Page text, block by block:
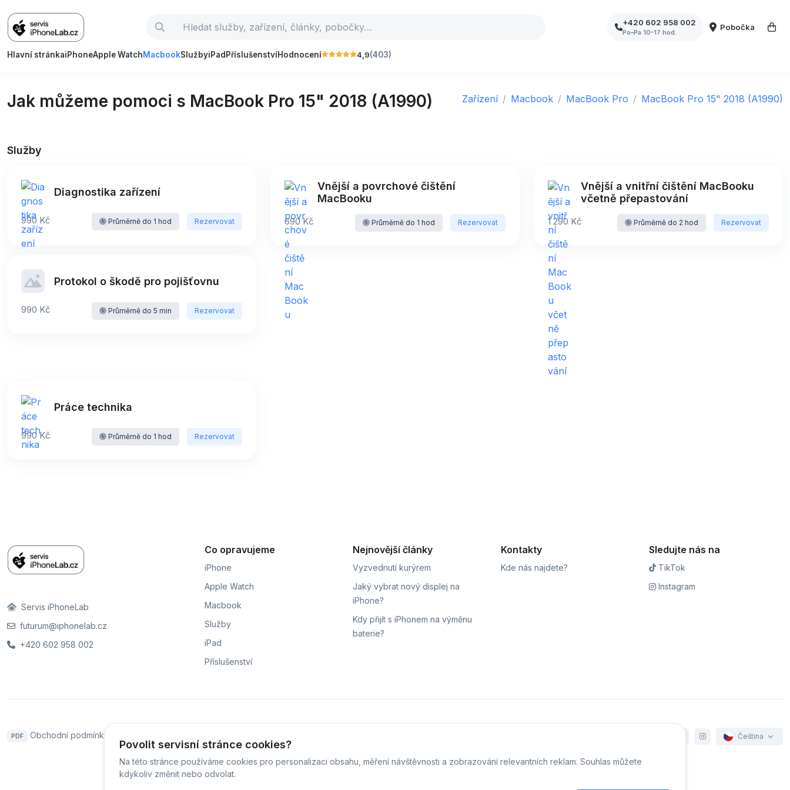
+420 602 958 002
Po–Pa 10–17 hod.
Pobočka
Hlavní stránkaiPhoneApple WatchMacbookSlužbyiPad PříslušenstvíHodnocení 4,9(403)
Jak můžeme pomoci s MacBook Pro 15" 2018 (A1990) Zařízení Macbook MacBook Pro MacBook Pro 15" 2018 (A1990)
Služby
Diagnostika zařízení
990 Kč Průměrně do 1 hod Rezervovat
Vnější a povrchové čištění
MacBooku
690 Kč Průměrně do 1 hod Rezervovat
Vnější a vnitřní čištění MacBooku
včetně přepastování
1 290 Kč Průměrně do 2 hod Rezervovat
Protokol o škodě pro pojišťovnu
990 Kč Průměrně do 5 min Rezervovat
Práce technika
990 Kč Průměrně do 1 hod Rezervovat
Povolit servisní stránce cookies?
Na této stránce používáme cookies pro personalizaci obsahu, měření návštěvnosti a zobrazování relevantních reklam. Souhlas můžete
kdykoliv změnit nebo odvolat.
Servis iPhoneLab
futurum@iphonelab.cz
+420 602 958 002
Co opravujeme
iPhone
Apple Watch
Macbook
Služby
iPad
Příslušenství
Nejnovější články
Vyzvednutí kurýrem
Jaký vybrat nový displej na
iPhone?
Kdy přijít s iPhonem na výměnu
baterie?
Kontakty
Kde nás najdete?
Sledujte nás na
TikTok
Instagram
PDF Obchodní podmínky Čeština
© Servis iPhoneLab - 2026 -